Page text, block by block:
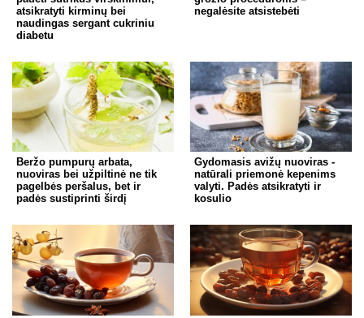
atsikratyti kirminų bei
naudingas sergant cukriniu
diabetu
negalėsite atsistebėti
Beržo pumpurų arbata,
nuoviras bei užpiltinė ne tik
pagelbės peršalus, bet ir
padės sustiprinti širdį
Gydomasis avižų nuoviras -
natūrali priemonė kepenims
valyti. Padės atsikratyti ir
kosulio